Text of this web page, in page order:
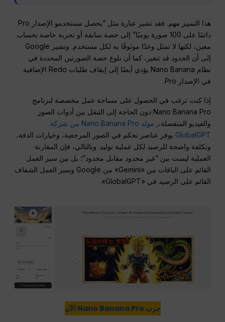
هذا التمييز مهم. فقد تشير عبارة مثل “يحصل مستخدمو الإصدار Pro
دائمًا على 100 صورة يوميًا” إلى حصة سابقة أو تجربة خاصة بحساب
معين، لكنها لا تمثل وعدًا موثوقًا به لكل مستخدم. وتشير Google
إلى أن الحدود قد تتغير، كما أن بلوغ حصة الصورتين المحددة في
نظام Nano Banana يؤدي أيضًا إلى إيقاف طلبات Redo الإضافية
في الإصدار Pro.
إذا كنت ترغب في الحصول على مساحة عمل مخصصة لبرنامج
Nano Banana Pro دون الحاجة إلى التنقل بين أدوات الصور
والفيديو المنفصلة،,
مولد Nano Banana Pro من شركة
GlobalGPT يوفر عناصر تحكم في الصور المرجعية، وخيارات الدقة،
وتكلفة واضحة للرصيد لكل عملية توليد. وبالتالي، فإن المقارنة
العملية ليست بين “غير محدود مقابل محدود”؛ بل بين سير العمل
القائم على الباقات من «Gemini» من Google وسير العمل الشفاف
القائم على الرصيد في «GlobalGPT».
جرب Nano Banana Pro الآن